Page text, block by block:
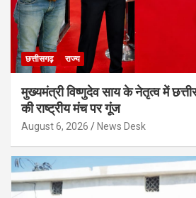
छत्तीसगढ़ राज्य
मुख्यमंत्री विष्णुदेव साय के नेतृत्व में
की राष्ट्रीय मंच पर गूंज
August 6, 2026 News Desk